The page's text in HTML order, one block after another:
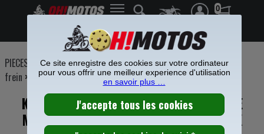
0
Frais de port offerts à partir de 49€
PIECES MOTO>Freinage>Etrier Maitre cylindre frein>Etrier de
frein >
KIT REPARATION ETRIER FREIN ARRIERE
MOOSE RACING POUR KAWASAKI 85 KX
Ce site enregistre des cookies sur votre ordinateur
pour vous offrir une meilleur experience d'utilisation
en savoir plus …